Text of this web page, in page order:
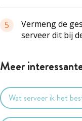
5
Vermeng de
serveer dit bij
Meer
Wat serveer ik het